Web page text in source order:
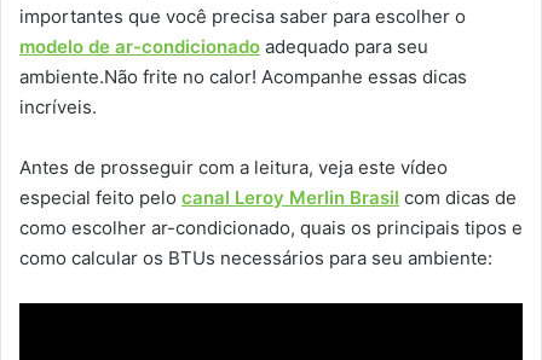
importantes que você precisa saber para escolher o
modelo de ar-condicionado adequado para seu
ambiente.Não frite no calor! Acompanhe essas dicas
incríveis.
Antes de prosseguir com a leitura, veja este vídeo
especial feito pelo canal Leroy Merlin Brasil com dicas de
como escolher ar-condicionado, quais os principais tipos e
como calcular os BTUs necessários para seu ambiente: